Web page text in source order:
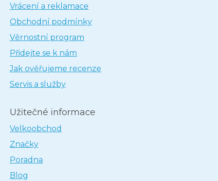
Vrácení a reklamace
Obchodní podmínky
Věrnostní program
Přidejte se k nám
Jak ověřujeme recenze
Servis a služby
Užitečné informace
Velkoobchod
Značky
Poradna
Blog